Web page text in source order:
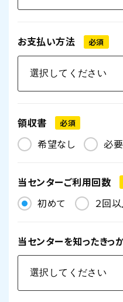
お支払い方法 必須
領収書 必須
希望なし 必要
当センターご利用回数
初めて ２回
当センターを知ったきっ